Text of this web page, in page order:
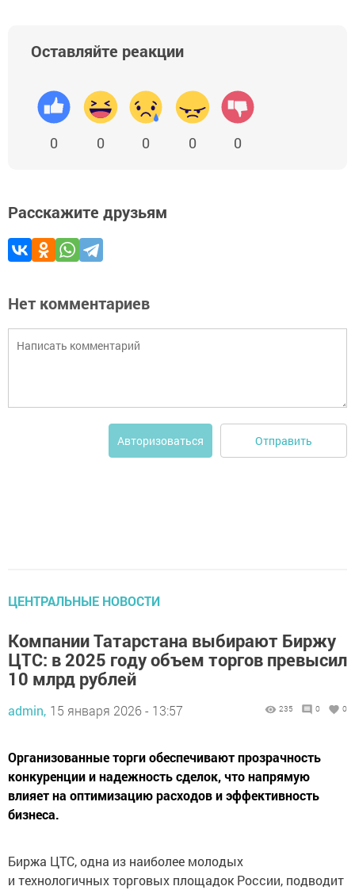
Оставляйте реакции
0 0 0 0 0
Расскажите друзьям
Нет комментариев
Авторизоваться Отправить
ЦЕНТРАЛЬНЫЕ НОВОСТИ
Компании Татарстана выбирают Биржу
ЦТС: в 2025 году объем торгов превысил
10 млрд рублей
admin, 15 января 2026 - 13:57 235 0 0
Организованные торги обеспечивают прозрачность
конкуренции и надежность сделок, что напрямую
влияет на оптимизацию расходов и эффективность
бизнеса.
Биржа ЦТС, одна из наиболее молодых
и технологичных торговых площадок России, подводит